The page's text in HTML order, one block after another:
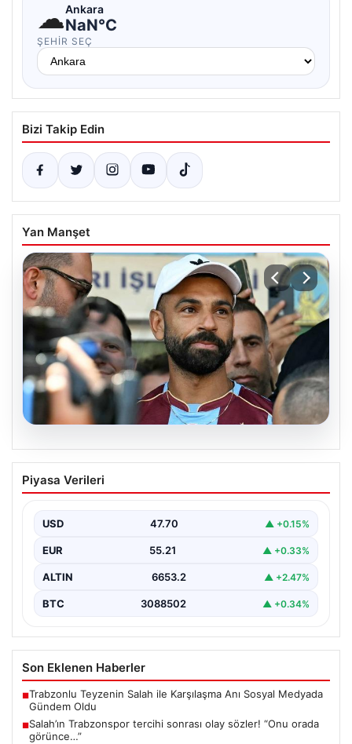
☁Ankara
NaN°C
ŞEHIR SEÇ
Bizi Takip Edin
Yan Manşet
06.08.2026
Salah’ın Trabzonspor tercihi sonrası
olay sözler! “Onu orada görünce…”
Piyasa Verileri
USD 47.70 ▲ +0.15%
EUR 55.21 ▲ +0.33%
ALTIN 6653.2 ▲ +2.47%
BTC 3088502 ▲ +0.34%
Son Eklenen Haberler
■Trabzonlu Teyzenin Salah ile Karşılaşma Anı Sosyal Medyada
Gündem Oldu
■Salah’ın Trabzonspor tercihi sonrası olay sözler! “Onu orada
görünce…”